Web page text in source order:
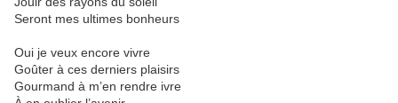
Seront mes ultimes bonheurs
Oui je veux encore vivre
Goûter à ces derniers plaisirs
Gourmand à m’en rendre ivre